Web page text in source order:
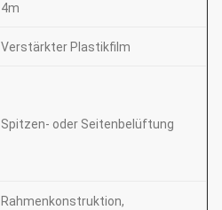
4m
Verstärkter Plastikfilm
Spitzen- oder Seitenbelüftung
Rahmenkonstruktion,